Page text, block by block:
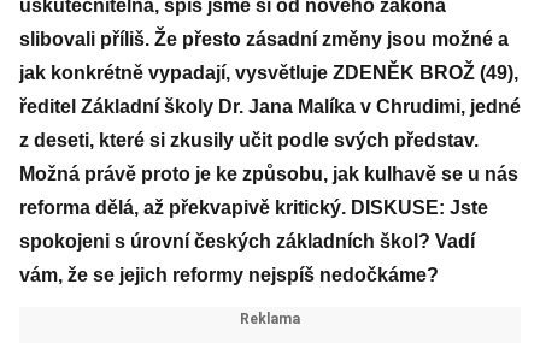
uskutečnitelná, spíš jsme si od nového zákona
slibovali příliš. Že přesto zásadní změny jsou možné a
jak konkrétně vypadají, vysvětluje ZDENĚK BROŽ (49),
ředitel Základní školy Dr. Jana Malíka v Chrudimi, jedné
z deseti, které si zkusily učit podle svých představ.
Možná právě proto je ke způsobu, jak kulhavě se u nás
reforma dělá, až překvapivě kritický. DISKUSE: Jste
spokojeni s úrovní českých základních škol? Vadí
vám, že se jejich reformy nejspíš nedočkáme?